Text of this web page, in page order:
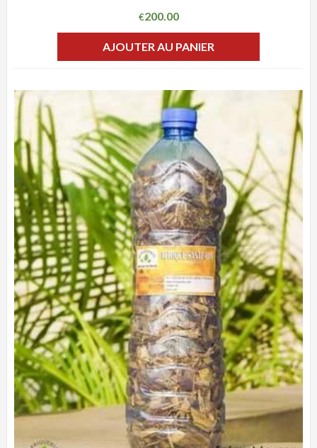
€200.00
AJOUTER AU PANIER